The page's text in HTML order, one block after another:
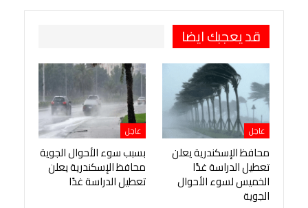
قد يعجبك ايضا
عاجل
محافظ الإسكندرية يعلن
تعطيل الدراسة غدًا
الخميس لسوء الأحوال
الجوية
عاجل
بسبب سوء الأحوال الجوية
محافظ الإسكندرية يعلن
تعطيل الدراسة غدًا